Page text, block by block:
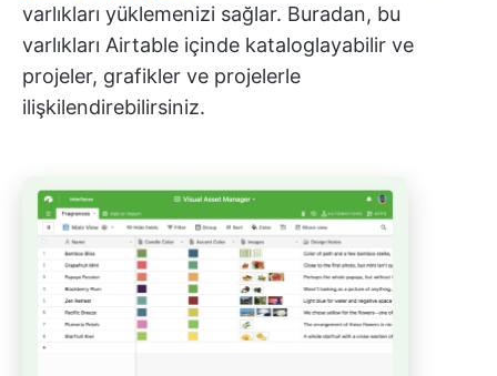
varlıkları yüklemenizi sağlar. Buradan, bu
varlıkları Airtable içinde kataloglayabilir ve
projeler, grafikler ve projelerle
ilişkilendirebilirsiniz.